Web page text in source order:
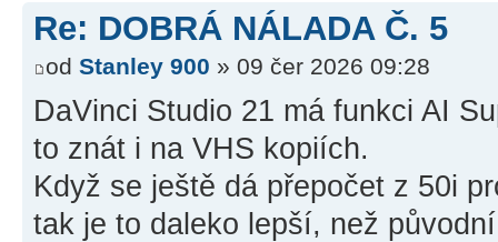
Re: DOBRÁ NÁLADA Č. 5
od Stanley 900 » 09 čer 2026 09:28
DaVinci Studio 21 má funkci AI
to znát i na VHS kopiích.
Když se ještě dá přepočet z 50i
tak je to daleko lepší, než